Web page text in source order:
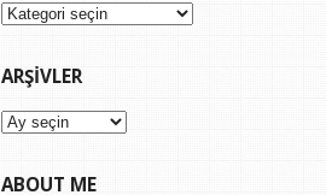
Kategoriler
ARŞIVLER
Arşivler
ABOUT ME